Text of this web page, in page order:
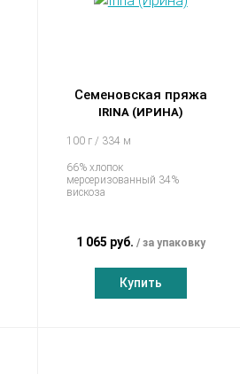
Семеновская пряжа
IRINA (ИРИНА)
100 г / 334 м
66% хлопок
мерсеризованный 34%
вискоза
1 065 руб. за упаковку
Купить